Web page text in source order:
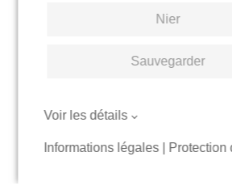
Nier
Sauvegarder
Voir les détails
Informations légales| Protection